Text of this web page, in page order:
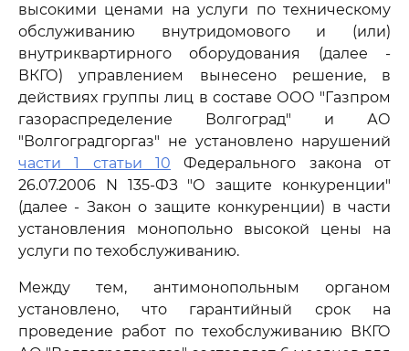
высокими ценами на услуги по техническому
обслуживанию внутридомового и (или)
внутриквартирного оборудования (далее -
ВКГО) управлением вынесено решение, в
действиях группы лиц в составе ООО "Газпром
газораспределение Волгоград" и АО
"Волгоградгоргаз" не установлено нарушений
части 1 статьи 10 Федерального закона от
26.07.2006 N 135-ФЗ "О защите конкуренции"
(далее - Закон о защите конкуренции) в части
установления монопольно высокой цены на
услуги по техобслуживанию.
Между тем, антимонопольным органом
установлено, что гарантийный срок на
проведение работ по техобслуживанию ВКГО